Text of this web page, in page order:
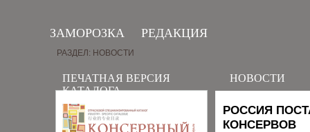
ЗАМОРОЗКА РЕДАКЦИЯ
ПЕЧАТНАЯ ВЕРСИЯ
КАТАЛОГА
РАЗДЕЛ: НОВОСТИ
НОВОСТИ
РОССИЯ
КОНСЕРВОВ